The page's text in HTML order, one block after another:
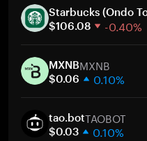
30 Tage
Marktkapitalisierung
Starbucks (Ondo
$106.08 -0.40%
30 Tage
Marktkapitalisierung
MXNBMXNB
$0.06 0.10%
30 Tage
Marktkapitalisierung
tao.botTAOBOT
$0.03 0.10%